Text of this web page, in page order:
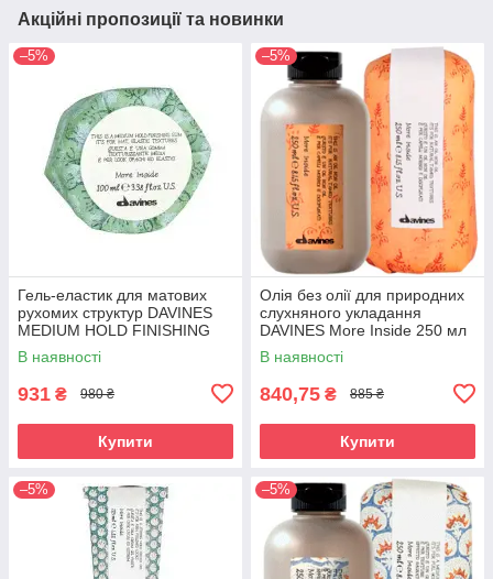
Акційні пропозиції та новинки
–5%
Гель-еластик для матових
рухомих структур DAVINES
MEDIUM HOLD FINISHING
GUM 75 мл
В наявності
931 ₴ 980 ₴
Купити
–5%
Олія без олії для природних
слухняного укладання
DAVINES More Inside 250 мл
В наявності
840,75 ₴ 885 ₴
Купити
–5% –5%